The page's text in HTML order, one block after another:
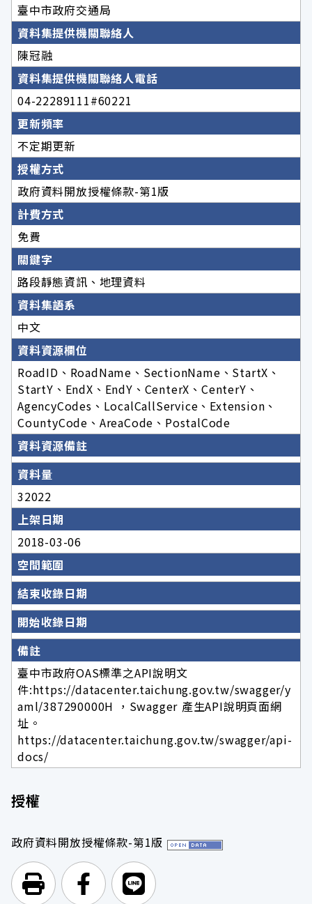
臺中市政府交通局
資料集提供機關聯絡人
陳冠融
資料集提供機關聯絡人電話
04-22289111#60221
更新頻率
不定期更新
授權方式
政府資料開放授權條款-第1版
計費方式
免費
關鍵字
路段靜態資訊、地理資料
資料集語系
中文
資料資源欄位
RoadID、RoadName、SectionName、StartX、
StartY、EndX、EndY、CenterX、CenterY、
AgencyCodes、LocalCallService、Extension、
CountyCode、AreaCode、PostalCode
資料資源備註
資料量
32022
上架日期
2018-03-06
空間範圍
結束收錄日期
開始收錄日期
備註
臺中市政府OAS標準之API說明文
件:https://datacenter.taichung.gov.tw/swagger/y
aml/387290000H ，Swagger 產生API說明頁面網
址。
https://datacenter.taichung.gov.tw/swagger/api-
docs/
授權
政府資料開放授權條款-第1版